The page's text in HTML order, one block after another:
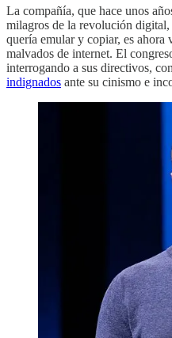
La compañía, que hace unos
milagros de la revolución
quería emular y copiar, es ahora
malvados de internet. El
interrogando a sus directivos, con
indignados ante su cinismo e